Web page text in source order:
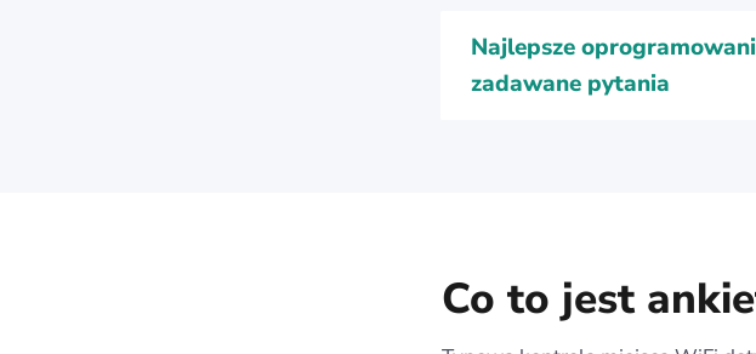
Najlepsze
zadawane pytania
Co to jest